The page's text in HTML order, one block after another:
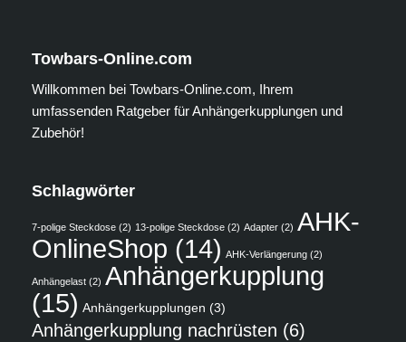
Towbars-Online.com
Willkommen bei Towbars-Online.com, Ihrem
umfassenden Ratgeber für Anhängerkupplungen und
Zubehör!
Schlagwörter
7-polige Steckdose (2) 13-polige Steckdose (2) Adapter (2) AHK-
OnlineShop (14) AHK-Verlängerung (2)
Anhängelast (2) Anhängerkupplung
(15) Anhängerkupplungen (3)
Anhängerkupplung nachrüsten (6)